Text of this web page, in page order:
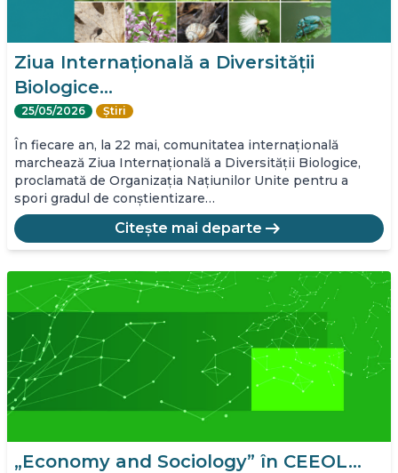
Ziua Internațională a Diversității
Biologice…
25/05/2026 Știri
În fiecare an, la 22 mai, comunitatea internațională
marchează Ziua Internațională a Diversității Biologice,
proclamată de Organizația Națiunilor Unite pentru a
spori gradul de conștientizare…
Citește mai departe arrow_right_alt
„Economy and Sociology” în CEEOL…